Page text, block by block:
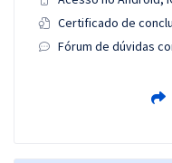
Certificado de
Fórum de dúvidas